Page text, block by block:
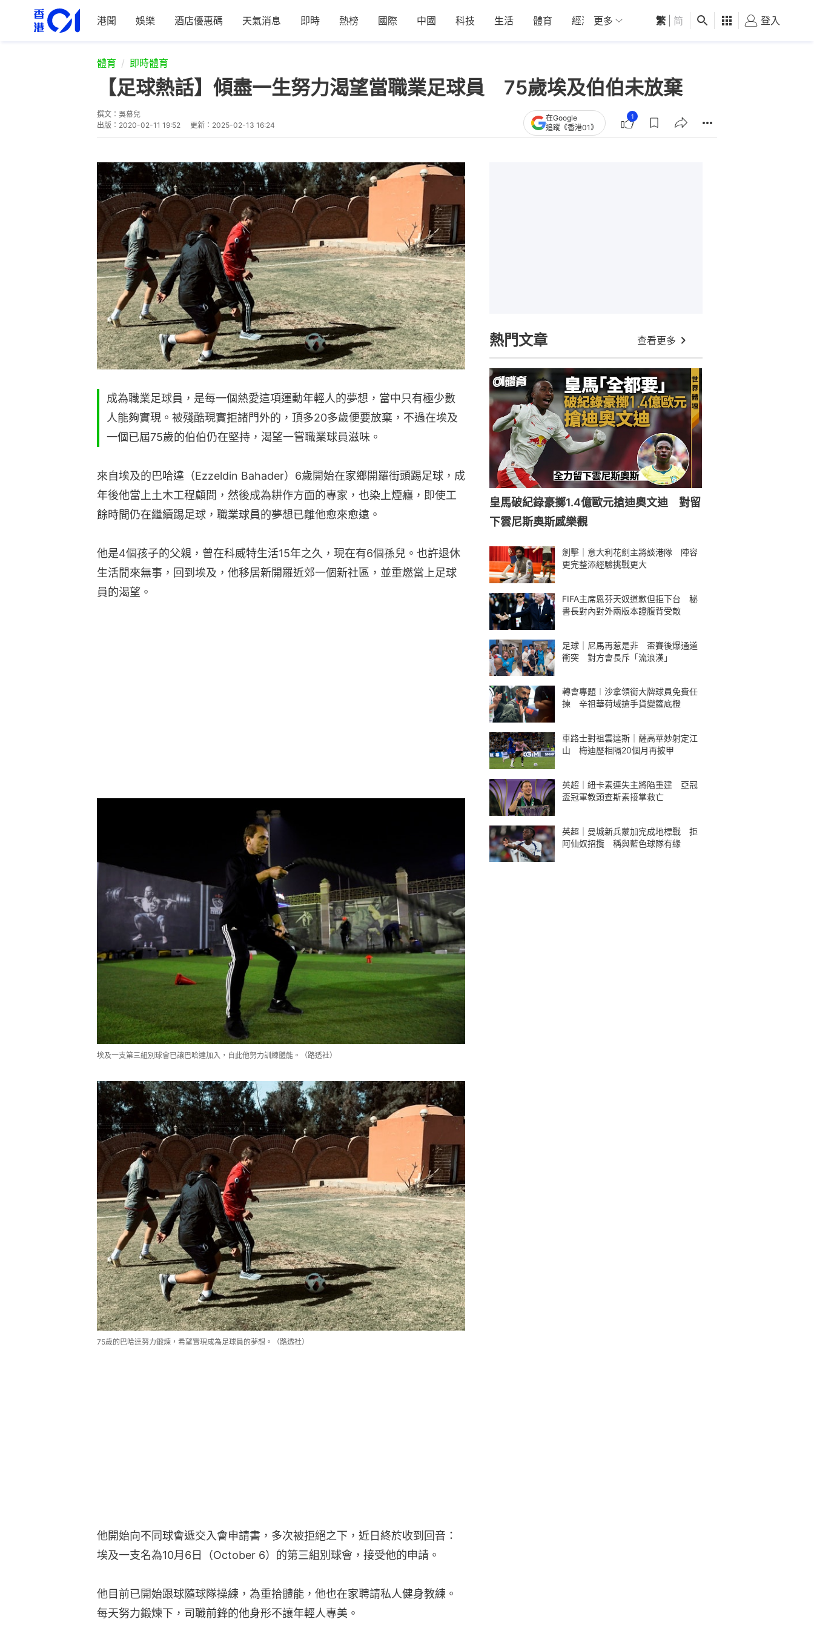
港聞 娛樂 酒店優惠碼 天氣消息 即時 熱榜 國際 中國 科技 生活 體育 經濟 01深圳 觀點 健康 好食玩飛
更多 繁 简 登入
體育 即時體育
【足球熱話】傾盡一生努力渴望當職業足球員 75歲埃及伯伯未放棄
撰文： 吳慕兒
出版： 2020-02-11 19:52 更新： 2025-02-13 16:24
在Google
追蹤《香港01》
1
成為職業足球員，是每一個熱愛這項運動年輕人的夢想，當中只有極少數
人能夠實現。被殘酷現實拒諸門外的，頂多20多歲便要放棄，不過在埃及
一個已屆75歲的伯伯仍在堅持，渴望一嘗職業球員滋味。
來自埃及的巴哈達（Ezzeldin Bahader）6歲開始在家鄉開羅街頭踢足球，成
年後他當上土木工程顧問，然後成為耕作方面的專家，也染上煙癮，即使工
餘時間仍在繼續踢足球，職業球員的夢想已離他愈來愈遠。
他是4個孩子的父親，曾在科威特生活15年之久，現在有6個孫兒。也許退休
生活閒來無事，回到埃及，他移居新開羅近郊一個新社區，並重燃當上足球
員的渴望。
埃及一支第三組別球會已讓巴哈達加入，自此他努力訓練體能。（路透社）
75歲的巴哈達努力鍛煉，希望實現成為足球員的夢想。（路透社）
他開始向不同球會遞交入會申請書，多次被拒絕之下，近日終於收到回音：
埃及一支名為10月6日（October 6）的第三組別球會，接受他的申請。
他目前已開始跟球隨球隊操練，為重拾體能，他也在家聘請私人健身教練。
每天努力鍛煉下，司職前鋒的他身形不讓年輕人專美。
熱門文章 查看更多
皇馬破紀錄豪擲1.4億歐元搶迪奧文迪 對留
下雲尼斯奧斯感樂觀
劍擊｜意大利花劍主將談港隊 陣容
更完整添經驗挑戰更大
FIFA主席恩芬天奴道歉但拒下台 秘
書長對內對外兩版本證腹背受敵
足球｜尼馬再惹是非 盃賽後爆通道
衝突 對方會長斥「流浪漢」
轉會專題︱沙拿領銜大牌球員免費任
揀 辛祖華荷域搶手貨變籮底橙
車路士對祖雲達斯｜薩高華妙射定江
山 梅迪歷相隔20個月再披甲
英超｜紐卡素連失主將陷重建 亞冠
盃冠軍教頭查斯素接掌救亡
英超｜曼城新兵蒙加完成地標戰 拒
阿仙奴招攬 稱與藍色球隊有緣